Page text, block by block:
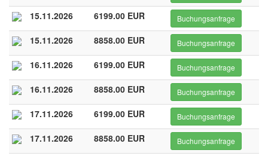
15.11.2026 6199.00 EUR Buchungsanfrage
15.11.2026 8858.00 EUR Buchungsanfrage
16.11.2026 6199.00 EUR Buchungsanfrage
16.11.2026 8858.00 EUR Buchungsanfrage
17.11.2026 6199.00 EUR Buchungsanfrage
17.11.2026 8858.00 EUR Buchungsanfrage